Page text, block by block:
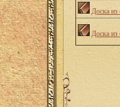
Доска из
Доска из